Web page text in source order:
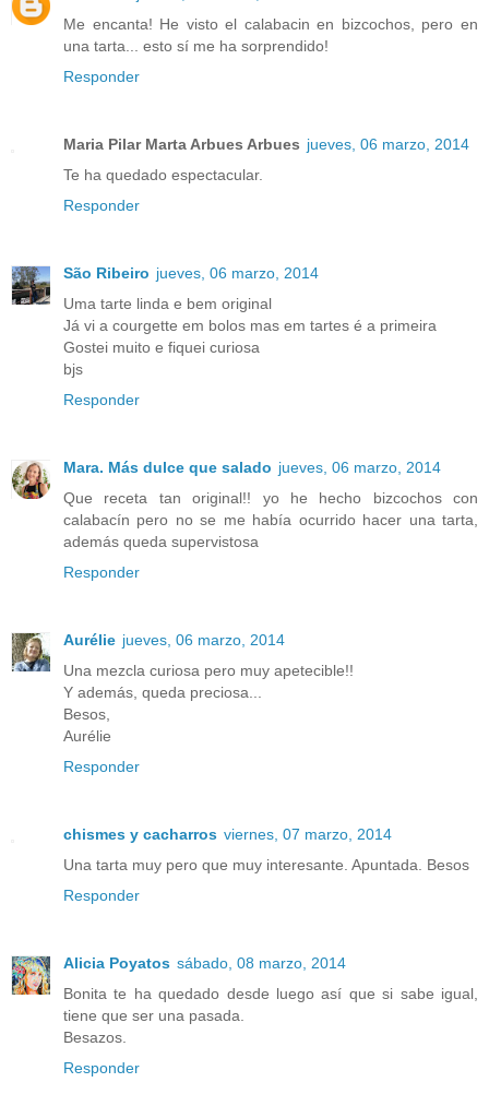
Me encanta! He visto el calabacin en bizcochos, pero en
una tarta... esto sí me ha sorprendido!
Responder
Maria Pilar Marta Arbues Arbues jueves, 06 marzo, 2014
Te ha quedado espectacular.
Responder
São Ribeiro jueves, 06 marzo, 2014
Uma tarte linda e bem original
Já vi a courgette em bolos mas em tartes é a primeira
Gostei muito e fiquei curiosa
bjs
Responder
Mara. Más dulce que salado jueves, 06 marzo, 2014
Que receta tan original!! yo he hecho bizcochos con
calabacín pero no se me había ocurrido hacer una tarta,
además queda supervistosa
Responder
Aurélie jueves, 06 marzo, 2014
Una mezcla curiosa pero muy apetecible!!
Y además, queda preciosa...
Besos,
Aurélie
Responder
chismes y cacharros viernes, 07 marzo, 2014
Una tarta muy pero que muy interesante. Apuntada. Besos
Responder
Alicia Poyatos sábado, 08 marzo, 2014
Bonita te ha quedado desde luego así que si sabe igual,
tiene que ser una pasada.
Besazos.
Responder